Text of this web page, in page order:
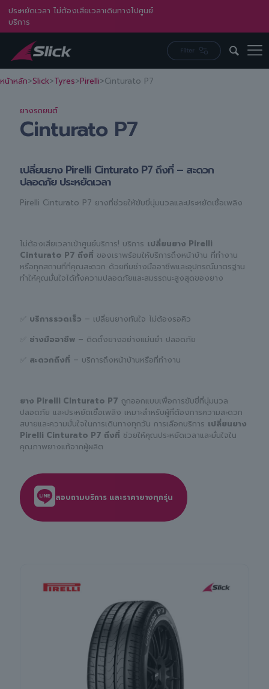
ประหยัดเวลา ไม่ต้องเสียเวลาเดินทางไปศูนย์
บริการ
หน้าหลัก>Slick>Tyres>Pirelli>Cinturato P7
ยางรถยนต์
Cinturato P7
เปลี่ยนยาง Pirelli Cinturato P7 ถึงที่ – สะดวก
ปลอดภัย ประหยัดเวลา
Pirelli Cinturato P7 ยางที่ช่วยให้ขับขี่นุ่มนวลและประหยัดเชื้อเพลิง
ไม่ต้องเสียเวลาเข้าศูนย์บริการ! บริการ เปลี่ยนยาง Pirelli
Cinturato P7 ถึงที่ ของเราพร้อมให้บริการถึงหน้าบ้าน ที่ทำงาน
หรือทุกสถานที่ที่คุณสะดวก ด้วยทีมช่างมืออาชีพและอุปกรณ์มาตรฐาน
ทำให้คุณมั่นใจได้ทั้งความปลอดภัยและสมรรถนะสูงสุดของยาง
บริการรวดเร็ว – เปลี่ยนยางทันใจ ไม่ต้องรอคิว
ช่างมืออาชีพ – ติดตั้งยางอย่างแม่นยำ ปลอดภัย
สะดวกถึงที่ – บริการถึงหน้าบ้านหรือที่ทำงาน
ยาง Pirelli Cinturato P7 ถูกออกแบบเพื่อการขับขี่ที่นุ่มนวล
ปลอดภัย และประหยัดเชื้อเพลิง เหมาะสำหรับผู้ที่ต้องการความสะดวก
สบายและความมั่นใจในการเดินทางทุกวัน การเลือกบริการ เปลี่ยนยาง
Pirelli Cinturato P7 ถึงที่ ช่วยให้คุณประหยัดเวลาและมั่นใจใน
คุณภาพยางแท้จากผู้ผลิต
สอบถามบริการ และราคายางทุกรุ่น